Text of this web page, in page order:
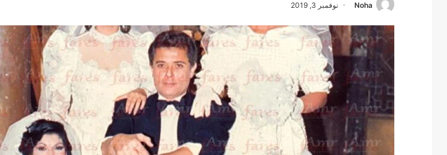
Noha نوفمبر 3, 2019